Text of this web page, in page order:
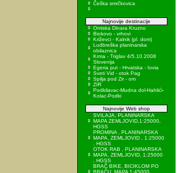
Češka smrčkovica
Najnovije destinacije
Omiska Dinara Kruzno
Biokovo - vrhovi
Križevci - Kalnik (pl. dom)
Ludbreška planinarska
obilaznica
Krma - Triglav 4/5.10.2008
Slovenija
Egeria put - Hrvatska - Iovia
Sveti Vid - otok Pag
Spilja pod Zir - om
ZIR
Podkilavac-Mudna dol-Hahlići-
Kolac-Podki
Najnovije Web shop
SVILAJA, PLANINARSKA
MAPA ZEMLJOVID,1:25000,
HGSS
PROMINA , PLANINARSKA
MAPA, ZEMLJOVID , 1:25000
, HGSS
OTOK RAB , PLANINARSKA
MAPA, ZEMLJOVID, 1:25000
, HGSS
BRAČ BIKE, BICIKLOM PO
BRAČU, MAPA 1:45000,